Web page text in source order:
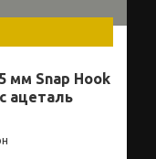
мм Snap Hook
ацеталь